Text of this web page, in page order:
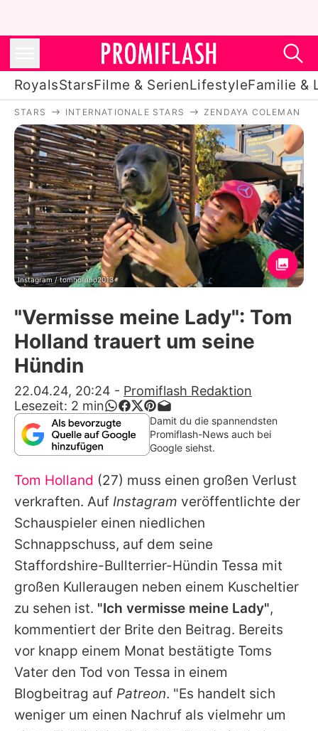
RoyalsStarsFilme & SerienLifestyleFamilie &
Royals
Stars
Filme & Serien
Lifestyle
Familie & Liebe
Promiflash Exklusiv
Alle Themen auf Promiflash
App runterladen
Team
Redaktionelle Richtlinien
Impressum
Datenschutzerklärung
Nutzungsbedingungen
Utiq verwalten
STARS INTERNATIONALE STARS ZENDAYA COLEMAN
Instagram / tomholland2013
"Vermisse meine Lady": Tom
Holland trauert um seine
Hündin
22.04.24, 20:24 - Promiflash Redaktion
Lesezeit: 2 min
Damit du die spannendsten
Promiflash-News auch bei
Google siehst.
Tom Holland (27) muss einen großen Verlust
verkraften. Auf Instagram veröffentlichte der
Schauspieler einen niedlichen
Schnappschuss, auf dem seine
Staffordshire-Bullterrier-Hündin Tessa mit
großen Kulleraugen neben einem Kuscheltier
zu sehen ist. "Ich vermisse meine Lady",
kommentiert der Brite den Beitrag. Bereits
vor knapp einem Monat bestätigte Toms
Vater den Tod von Tessa in einem
Blogbeitrag auf Patreon. "Es handelt sich
weniger um einen Nachruf als vielmehr um